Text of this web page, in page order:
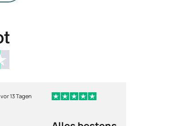
vor 13 Tagen